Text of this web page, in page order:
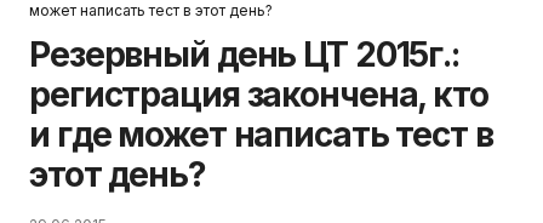
Регистрация
Прислать пароль
может написать тест в этот день?
Резервный день ЦТ 2015г.:
регистрация закончена, кто
и где может написать тест в
этот день?